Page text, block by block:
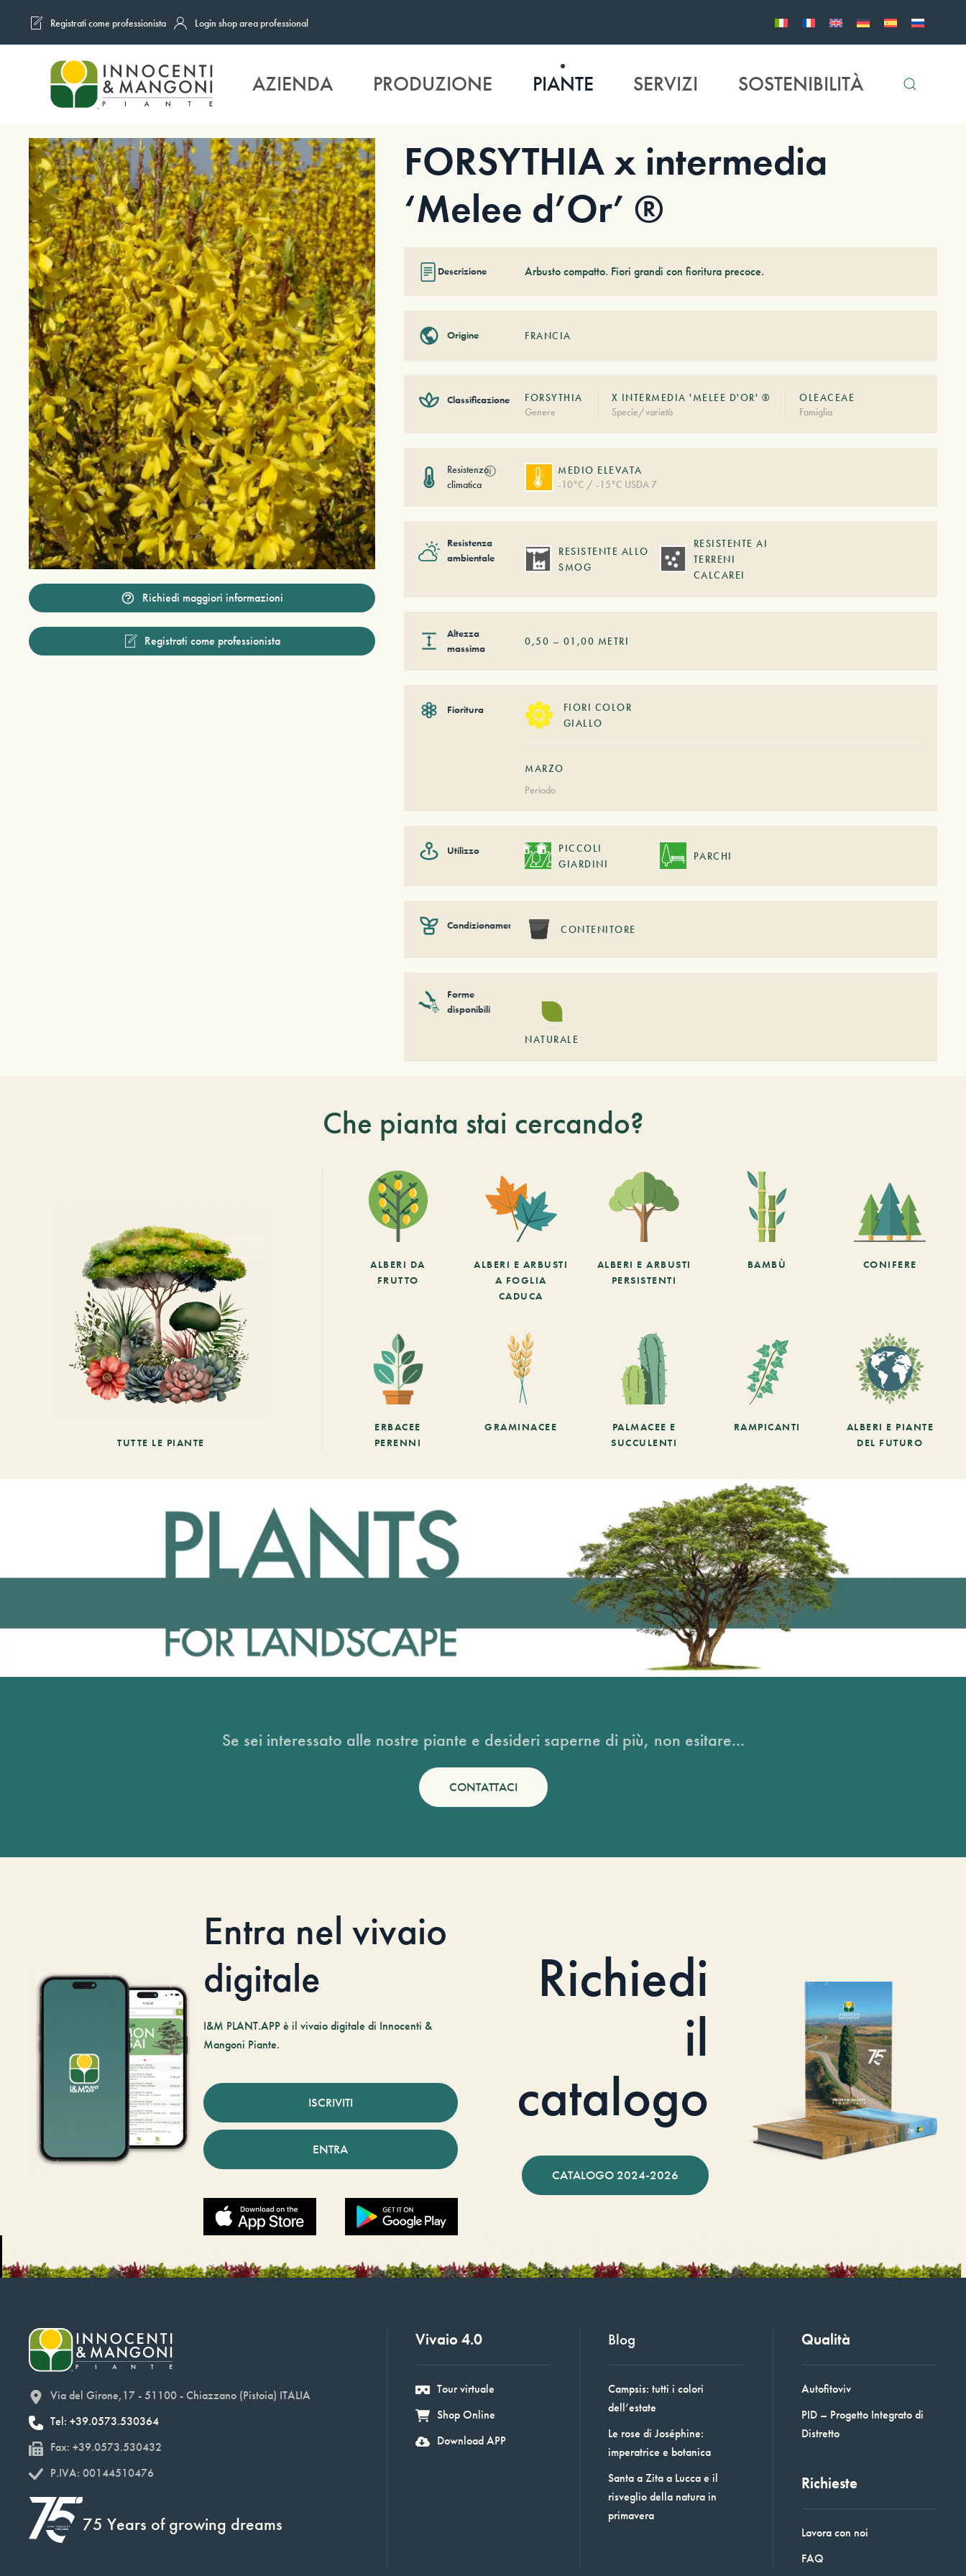
Skip to main content
Registrati come professionista Login shop area professional
AZIENDA PRODUZIONE PIANTE SERVIZI SOSTENIBILITÀ
Richiedi maggiori informazioni
Registrati come professionista
FORSYTHIA x intermedia
‘Melee d’Or’ ®
Descrizione Arbusto compatto. Fiori grandi con fioritura precoce.
Origine FRANCIA
Classificazione
FORSYTHIA
Genere
X INTERMEDIA 'MELEE D'OR' ®
Specie/varietà
OLEACEAE
Famiglia
Resistenza
climatica
ⓘ
MEDIO ELEVATA
-10°C / -15°C USDA 7
Resistenza
ambientale
RESISTENTE ALLO
SMOG
RESISTENTE AI
TERRENI
CALCAREI
Altezza
massima
0,50 – 01,00 METRI
Fioritura
FIORI COLOR
GIALLO
MARZO
Periodo
Utilizzo
PICCOLI
GIARDINI
PARCHI
Condizionamento CONTENITORE
Forme
disponibili
NATURALE
Che pianta stai cercando?
TUTTE LE PIANTE
ALBERI DA
FRUTTO
ALBERI E ARBUSTI
A FOGLIA
CADUCA
ALBERI E ARBUSTI
PERSISTENTI
BAMBÙ CONIFERE
ERBACEE
PERENNI
GRAMINACEE
PALMACEE E
SUCCULENTI
RAMPICANTI
ALBERI E PIANTE
DEL FUTURO
Se sei interessato alle nostre piante e desideri saperne di più, non esitare...
CONTATTACI
Entra nel vivaio
digitale
I&M PLANT.APP è il vivaio digitale di Innocenti &
Mangoni Piante.
ISCRIVITI
ENTRA
Richiedi
il
catalogo
CATALOGO 2024-2026
Via del Girone,17 - 51100 - Chiazzano (Pistoia) ITALIA
Tel: +39.0573.530364
Fax: +39.0573.530432
P.IVA: 00144510476
75 Years of growing dreams
Vivaio 4.0
Tour virtuale
Shop Online
Download APP
Blog
Campsis: tutti i colori
dell’estate
Le rose di Joséphine:
imperatrice e botanica
Santa a Zita a Lucca e il
risveglio della natura in
primavera
Qualità
Autofitoviv
PID – Progetto Integrato di
Distretto
Richieste
Lavora con noi
FAQ